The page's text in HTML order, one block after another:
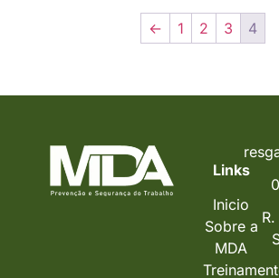
← 1 2 3 4
Links
Inicio
Sobre a
MDA